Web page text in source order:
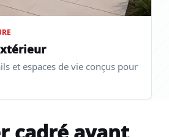
et espaces de vie conçus pour